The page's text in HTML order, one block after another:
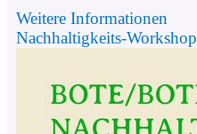
Weitere Informationen
Nachhaltigkeits-Workshop